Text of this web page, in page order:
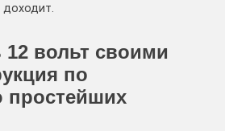
доходит.
12 вольт своими
по
простейших